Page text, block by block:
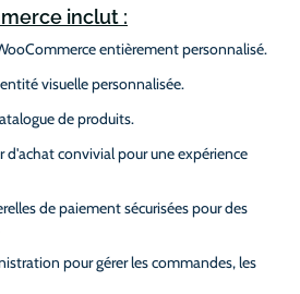
inclut :
entièrement personnalisé.
visuelle personnalisée.
de produits.
d'achat convivial pour une expérience
de paiement sécurisées pour des
pour gérer les commandes, les